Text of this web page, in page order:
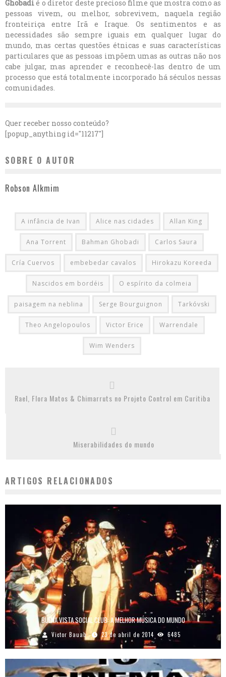
Ghobadié o diretor deste precioso filme que mostra como as
pessoas vivem, ou melhor, sobrevivem, naquela região
fronteiriça entre Irã e Iraque. Os sentimentos e as
necessidades são sempre iguais em qualquer lugar do
mundo, mas certas questões étnicas e suas características
particulares que as pessoas impõem umas as outras não nos
cabe julgar, mas aprender e reconhecê-las dentro de um
processo que está totalmente incorporado há séculos nessas
comunidades.
Quer receber nosso conteúdo?
[popup_anything id="11217"]
SOBRE O AUTOR
Robson Alkmim
A infância de Ivan Alice nas cidades Allan King
Ana Torrent Bahman Ghobadi Carlos Saura
Cría Cuervos embebedar cavalos Hirokazu Koreeda
Nascidos em bordéis O espírito da colmeia
paisagem na neblina Serge Bourguignon Tarkóvski
Theo Angelopoulos Victor Erice Warrendale
Wim Wenders
Rael, Flora Matos & Chimarruts no Projeto Control em Curitiba
Miserabilidades do mundo
ARTIGOS RELACIONADOS
BUENA VISTA SOCIAL CLUB: A MELHOR MÚSICA DO MUNDO
Victor Bauab 23 de abril de 2014 6485